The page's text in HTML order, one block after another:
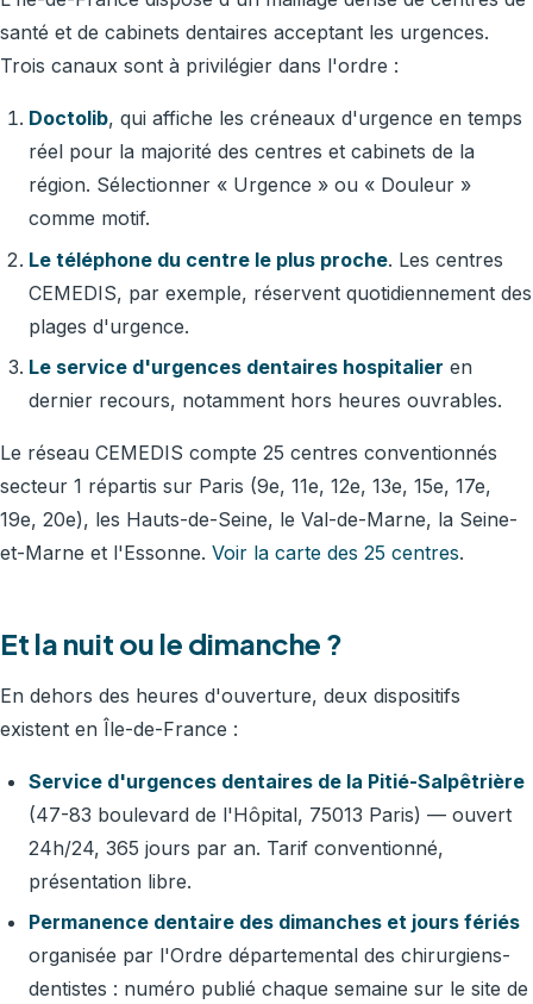
santé et de cabinets dentaires acceptant les urgences.
Trois canaux sont à privilégier dans l'ordre :
Doctolib, qui affiche les créneaux d'urgence en temps
réel pour la majorité des centres et cabinets de la
région. Sélectionner « Urgence » ou « Douleur »
comme motif.
Le téléphone du centre le plus proche. Les centres
CEMEDIS, par exemple, réservent quotidiennement des
plages d'urgence.
Le service d'urgences dentaires hospitalier en
dernier recours, notamment hors heures ouvrables.
Le réseau CEMEDIS compte 25 centres conventionnés
secteur 1 répartis sur Paris (9e, 11e, 12e, 13e, 15e, 17e,
19e, 20e), les Hauts-de-Seine, le Val-de-Marne, la Seine-
et-Marne et l'Essonne. Voir la carte des 25 centres.
Et la nuit ou le dimanche ?
En dehors des heures d'ouverture, deux dispositifs
existent en Île-de-France :
Service d'urgences dentaires de la Pitié-Salpêtrière
(47-83 boulevard de l'Hôpital, 75013 Paris) — ouvert
24h/24, 365 jours par an. Tarif conventionné,
présentation libre.
Permanence dentaire des dimanches et jours fériés
organisée par l'Ordre départemental des chirurgiens-
dentistes : numéro publié chaque semaine sur le site de